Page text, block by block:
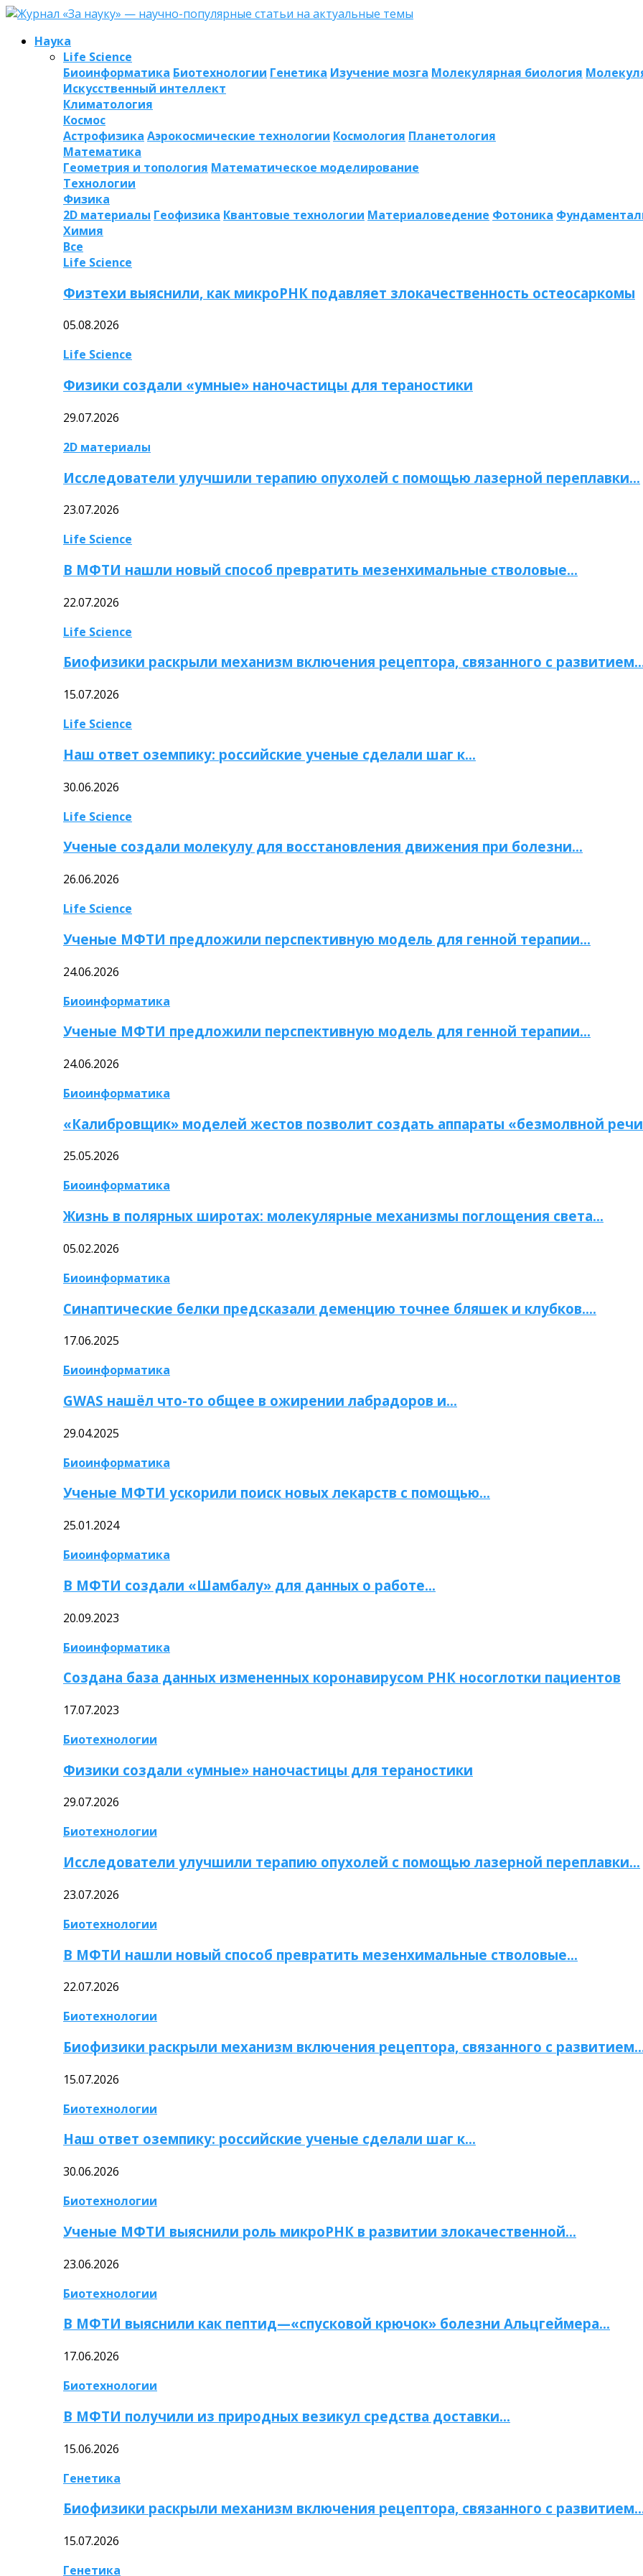
Наука
Life Science
Биоинформатика Биотехнологии Генетика Изучение мозга Молекулярная биология
Искусственный интеллект
Климатология
Космос
Астрофизика Аэрокосмические технологии Космология Планетология
Математика
Геометрия и топология Математическое моделирование
Технологии
Физика
2D материалы Геофизика Квантовые технологии Материаловедение Фотоника
Химия
Все
Life Science
Физтехи выяснили, как микроРНК подавляет злокачественность остеосаркомы
05.08.2026
Life Science
Физики создали «умные» наночастицы для тераностики
29.07.2026
2D материалы
Исследователи улучшили терапию опухолей с помощью лазерной переплавки…
23.07.2026
Life Science
В МФТИ нашли новый способ превратить мезенхимальные стволовые…
22.07.2026
Life Science
Биофизики раскрыли механизм включения рецептора, связанного с
15.07.2026
Life Science
Наш ответ оземпику: российские ученые сделали шаг к…
30.06.2026
Life Science
Ученые создали молекулу для восстановления движения при болезни…
26.06.2026
Life Science
Ученые МФТИ предложили перспективную модель для генной терапии…
24.06.2026
Биоинформатика
Ученые МФТИ предложили перспективную модель для генной терапии…
24.06.2026
Биоинформатика
«Калибровщик» моделей жестов позволит создать аппараты «безмолвной
25.05.2026
Биоинформатика
Жизнь в полярных широтах: молекулярные механизмы поглощения света…
05.02.2026
Биоинформатика
Синаптические белки предсказали деменцию точнее бляшек и клубков….
17.06.2025
Биоинформатика
GWAS нашёл что-то общее в ожирении лабрадоров и…
29.04.2025
Биоинформатика
Ученые МФТИ ускорили поиск новых лекарств с помощью…
25.01.2024
Биоинформатика
В МФТИ создали «Шамбалу» для данных о работе…
20.09.2023
Биоинформатика
Создана база данных измененных коронавирусом РНК носоглотки пациентов
17.07.2023
Биотехнологии
Физики создали «умные» наночастицы для тераностики
29.07.2026
Биотехнологии
Исследователи улучшили терапию опухолей с помощью лазерной переплавки…
23.07.2026
Биотехнологии
В МФТИ нашли новый способ превратить мезенхимальные стволовые…
22.07.2026
Биотехнологии
Биофизики раскрыли механизм включения рецептора, связанного с
15.07.2026
Биотехнологии
Наш ответ оземпику: российские ученые сделали шаг к…
30.06.2026
Биотехнологии
Ученые МФТИ выяснили роль микроРНК в развитии злокачественной…
23.06.2026
Биотехнологии
В МФТИ выяснили как пептид—«спусковой крючок» болезни Альцгеймера…
17.06.2026
Биотехнологии
В МФТИ получили из природных везикул средства доставки…
15.06.2026
Генетика
Биофизики раскрыли механизм включения рецептора, связанного с
15.07.2026
Генетика